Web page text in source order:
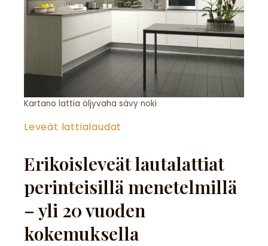
Leveät lattialaudat
Erikoisleveät lautalattiat
perinteisillä menetelmillä
– yli 20 vuoden
kokemuksella
Kartano lattia öljyvaha sävy noki